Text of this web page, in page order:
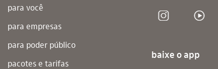
para você
para empresas
para poder público
pacotes e tarifas
baixe o app